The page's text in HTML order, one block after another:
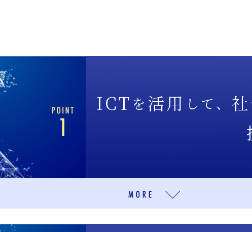
ICT を 活用 して、